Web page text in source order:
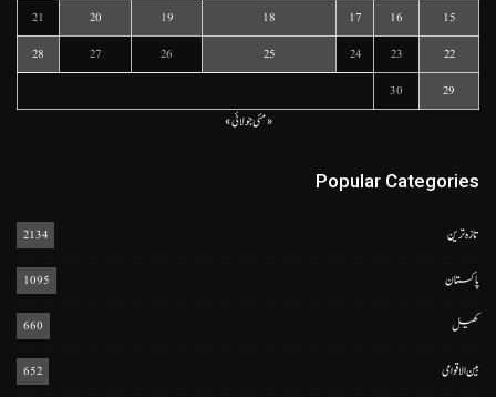
15
16
17
18
19
20
21
22
23
24
25
26
27
28
29
30
« مئیجولائی »
Popular Categories
تازہ ترین 2134
پاکستان 1095
کھیل 660
بین الاقوامی 652